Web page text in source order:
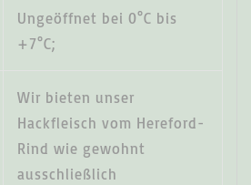
Ungeöffnet bei 0°C bis
+7°C;
Wir bieten unser
Hackfleisch vom Hereford-
Rind wie gewohnt
ausschließlich